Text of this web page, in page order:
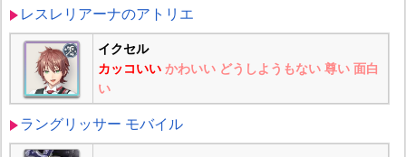
レスレリアーナのアトリエ
イクセル
カッコいい かわいい どうしようもない 尊い 面白
い
ラングリッサー モバイル